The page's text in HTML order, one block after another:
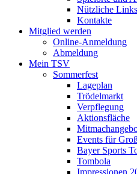
Nützliche Links
Kontakte
Mitglied werden
Online-Anmeldung
Abmeldung
Mein TSV
Sommerfest
Lageplan
Trödelmarkt
Verpflegung
Aktionsfläche
Events für
Bayer Sports
Tombola
Impressionen